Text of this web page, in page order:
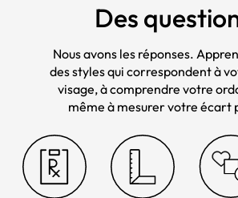
Des
Nous avons les réponses.
des styles qui correspondent à
visage, à comprendre votre
même à mesurer votre écart